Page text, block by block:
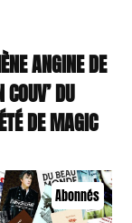
ANGINE DE
COUV’ DU
DE MAGIC
Abonnés